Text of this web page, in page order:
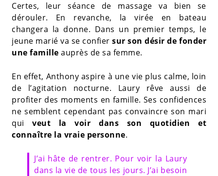
Certes, leur séance de massage va bien se
dérouler. En revanche, la virée en bateau
changera la donne. Dans un premier temps, le
jeune marié va se confiersur son désir de fonder
une famille auprès de sa femme.
En effet, Anthony aspire à une vie plus calme, loin
de l’agitation nocturne. Laury rêve aussi de
profiter des moments en famille. Ses confidences
ne semblent cependant pas convaincre son mari
quiveut la voir dans son quotidien et
connaître la vraie personne.
J’ai hâte de rentrer. Pour voir la Laury
dans la vie de tous les jours. J’ai besoin